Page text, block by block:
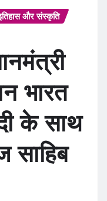
और संस्कृति
भारत
के साथ
साहिब